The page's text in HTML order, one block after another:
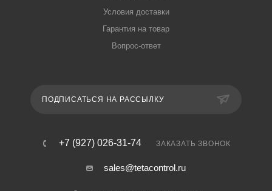
Условия доставки
Гарантия на товар
Вопрос-ответ
ПОДПИСАТЬСЯ НА РАССЫЛКУ
+7 (927) 026-31-74 ЗАКАЗАТЬ ЗВОНОК
sales@tetacontrol.ru